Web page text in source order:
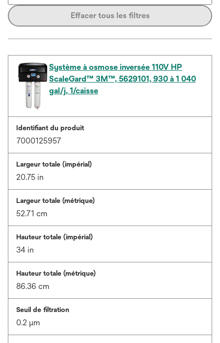
Effacer tous les filtres
Système à osmose inversée 110V HP
ScaleGard™ 3M™, 5629101, 930 à 1 040
gal/j, 1/caisse
Identifiant du produit
7000125957
Largeur totale (impérial)
20.75 in
Largeur totale (métrique)
52.71 cm
Hauteur totale (impérial)
34 in
Hauteur totale (métrique)
86.36 cm
Seuil de filtration
0.2 μm